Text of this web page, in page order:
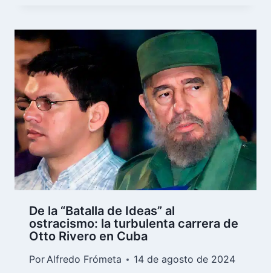
De la “Batalla de Ideas” al
ostracismo: la turbulenta carrera de
Otto Rivero en Cuba
PorAlfredo Frómeta 14 de agosto de 2024